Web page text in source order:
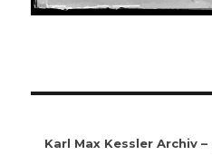
Karl Max Kessler Archiv